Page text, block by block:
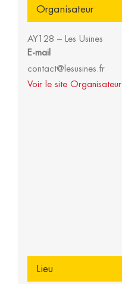
Organisateur
AY128 – Les Usines
E-mail
contact@lesusines.fr
Voir le site Organisateur
Lieu